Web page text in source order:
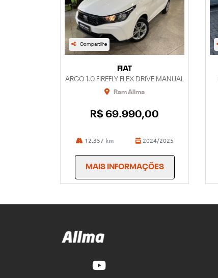
Compartilhe
FIAT
ARGO 1.0 FIREFLY FLEX DRIVE MANUAL
Ram Allma
R$ 69.990,00
12.357 km 2024/2025
MAIS INFORMAÇÕES